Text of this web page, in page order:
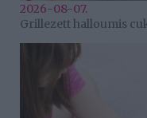
2026-08-07.
Grillezett halloumis